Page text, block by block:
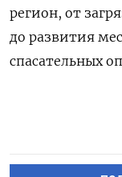
регион, от
до развития
спасательных